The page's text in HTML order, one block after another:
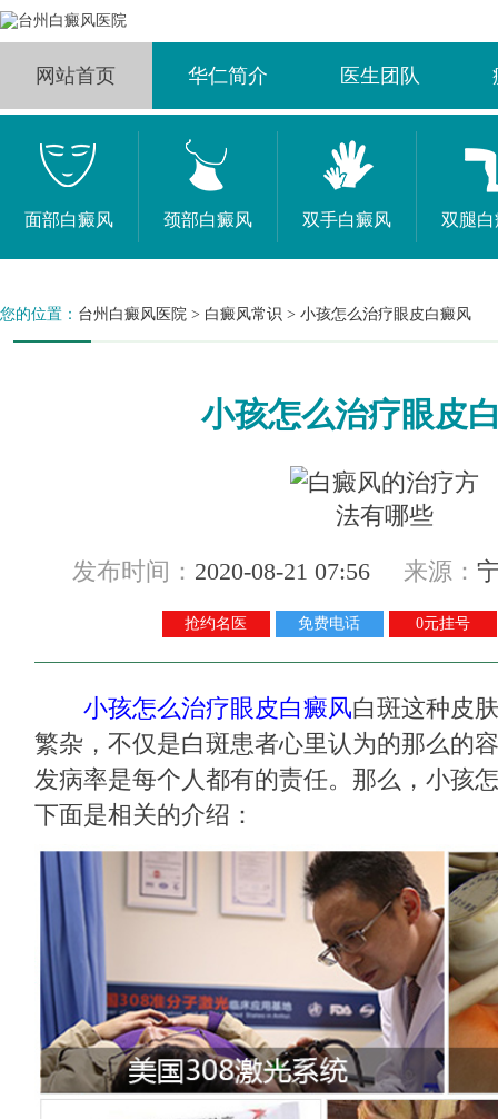
网站首页 华仁简介 医生团队
面部白癜风 颈部白癜风 双手白癜风 双腿
您的位置： 台州白癜风医院 > 白癜风常识 > 小孩怎么治疗眼皮白癜风
小孩怎么治疗眼皮
发布时间： 2020-08-21 07:56 来源：
抢约名医 免费电话 0元挂号
小孩怎么治疗眼皮白癜风白斑这种皮
繁杂，不仅是白斑患者心里认为的那么的
发病率是每个人都有的责任。那么，小孩
下面是相关的介绍：